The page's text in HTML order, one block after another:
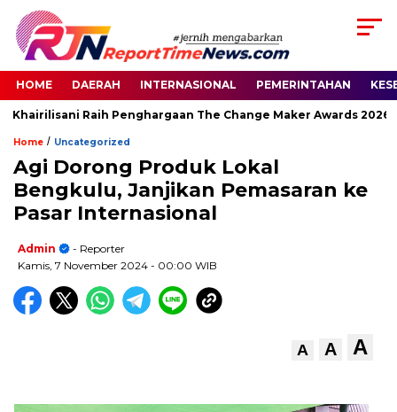
HOME DAERAH INTERNASIONAL PEMERINTAHAN
Raih Penghargaan The Change Maker Awards 2026
Home / Uncategorized
Agi Dorong Produk Lokal
Bengkulu, Janjikan Pemasaran ke
Pasar Internasional
Admin
- Reporter
Kamis, 7 November 2024 - 00:00 WIB
A A A